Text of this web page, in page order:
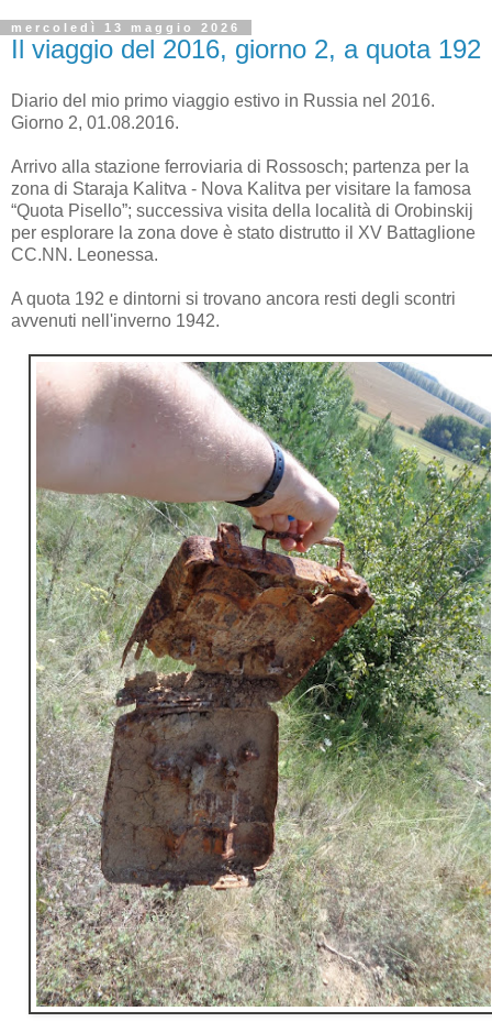
mercoledì 13 maggio 2026
Il viaggio del 2016, giorno 2, a quota 192
Diario del mio primo viaggio estivo in Russia nel 2016.
Giorno 2, 01.08.2016.
Arrivo alla stazione ferroviaria di Rossosch; partenza per la
zona di Staraja Kalitva - Nova Kalitva per visitare la famosa
“Quota Pisello”; successiva visita della località di Orobinskij
per esplorare la zona dove è stato distrutto il XV Battaglione
CC.NN. Leonessa.
A quota 192 e dintorni si trovano ancora resti degli scontri
avvenuti nell'inverno 1942.